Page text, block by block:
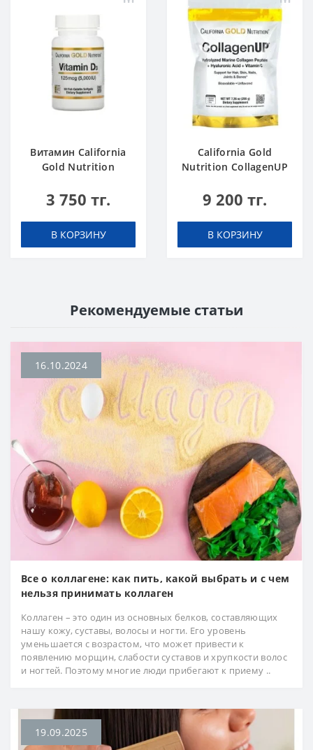
Витамин California
Gold Nutrition
3 750 тг.
В КОРЗИНУ
California Gold
Nutrition CollagenUP
9 200 тг.
В КОРЗИНУ
Рекомендуемые статьи
16.10.2024
Все о коллагене: как пить, какой выбрать и с чем
нельзя принимать коллаген
Коллаген – это один из основных белков, составляющих
нашу кожу, суставы, волосы и ногти. Его уровень
уменьшается с возрастом, что может привести к
появлению морщин, слабости суставов и хрупкости волос
и ногтей. Поэтому многие люди прибегают к приему ..
19.09.2025